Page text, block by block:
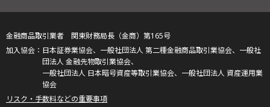
金融商品取引業者 関東財務局長（金商）第165号
日本証券業協会、一般社団法人 第二種金融商品取引業協会、一般社
団法人 金融先物取引業協会、
一般社団法人 日本暗号資産等取引業協会、一般社団法人 資産運用業
協会
リスク・手数料などの重要事項